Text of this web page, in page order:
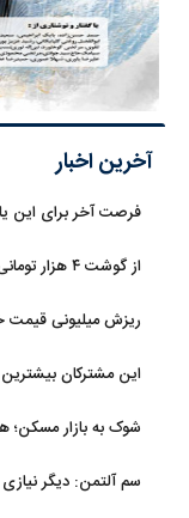
آخرین اخبار
فرصت آخر برای این
از گوشت ۴ هزار تومانی تا قیمت میلیونی؛ مقصر گرانی امروز کیست؟
این مشترکان
سم آلتمن: دیگر